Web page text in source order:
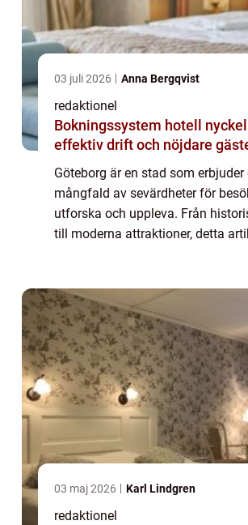
03 juli 2026 Anna Bergqvist
redaktionel
Bokningssystem hotell nyckeln till
effektiv drift och nöjdare
Göteborg är en stad som erbjuder
mångfald av sevärdheter för
utforska och uppleva. Från
till moderna attraktioner, detta
03 maj 2026 Karl Lindgren
redaktionel